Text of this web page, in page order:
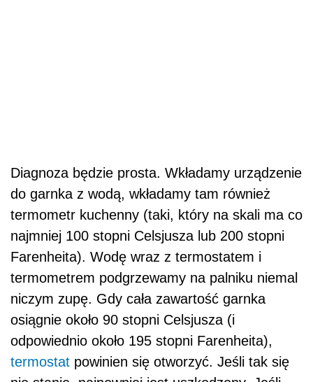
Diagnoza będzie prosta. Wkładamy urządzenie
do garnka z wodą, wkładamy tam również
termometr kuchenny (taki, który na skali ma co
najmniej 100 stopni Celsjusza lub 200 stopni
Farenheita). Wodę wraz z termostatem i
termometrem podgrzewamy na palniku niemal
niczym zupę. Gdy cała zawartość garnka
osiągnie około 90 stopni Celsjusza (i
odpowiednio około 195 stopni Farenheita),
termostat powinien się otworzyć. Jeśli tak się